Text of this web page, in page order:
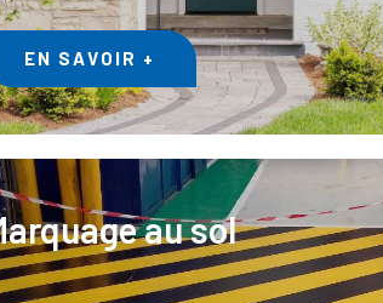
EN SAVOIR +
au sol